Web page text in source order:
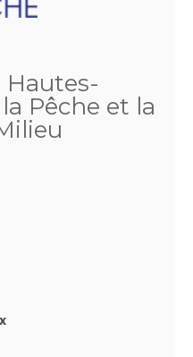
Hautes-
Pêche et la